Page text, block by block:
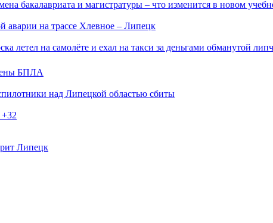
бакалавриата и магистратуры – что изменится в новом
аварии на трассе Хлевное – Липецк
летел на самолёте и ехал на такси за деньгами обманутой
БПЛА
над Липецкой областью сбиты
Липецк